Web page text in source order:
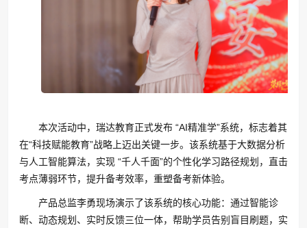
本次活动中，瑞达教育正式发布 “AI精准学”系统，标志着其
在“科技赋能教育”战略上迈出关键一步。该系统基于大数据分析
与人工智能算法，实现 “千人千面”的个性化学习路径规划，直击
考点薄弱环节，提升备考效率，重塑备考新体验。
产品总监李勇现场演示了该系统的核心功能：通过智能诊
断、动态规划、实时反馈三位一体，帮助学员告别盲目刷题，实